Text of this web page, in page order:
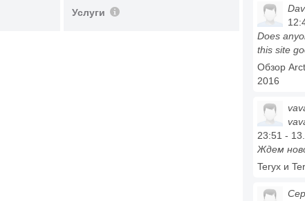
Услуги
Does
this site
Обзор
2016
23:51 -
Ждем
Teryx и